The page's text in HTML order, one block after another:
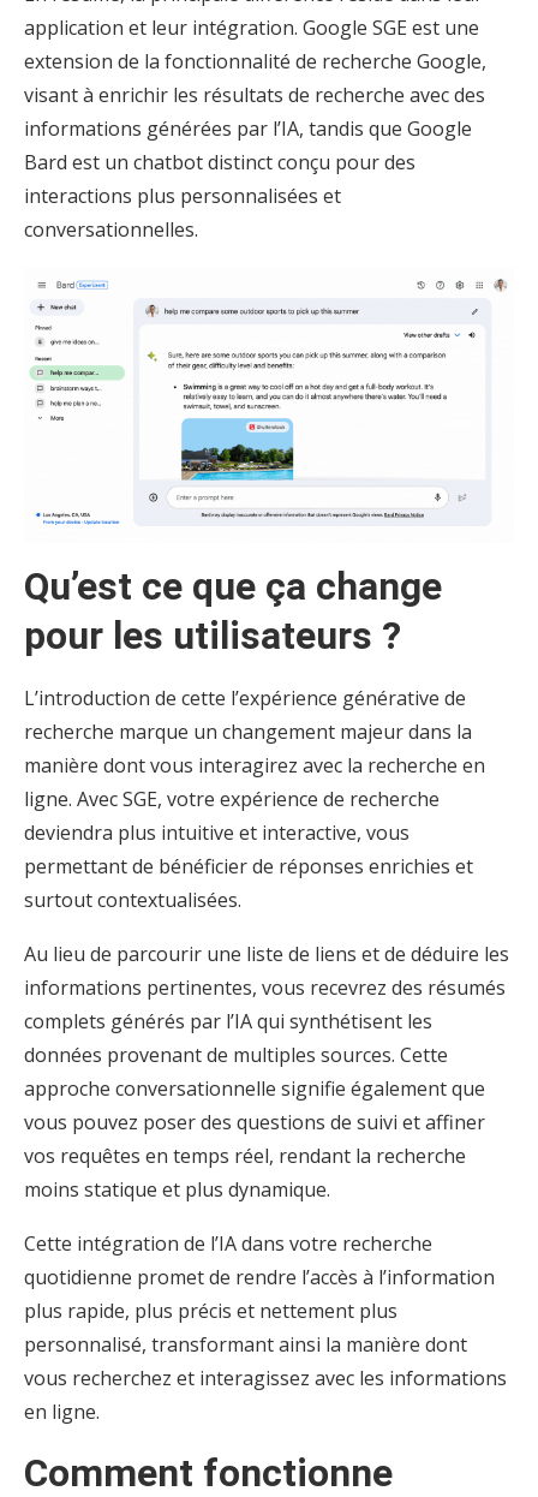
application et leur intégration. Google SGE est une
extension de la fonctionnalité de recherche Google,
visant à enrichir les résultats de recherche avec des
informations générées par l’IA, tandis que Google
Bard est un chatbot distinct conçu pour des
interactions plus personnalisées et
conversationnelles.
Qu’est ce que ça change
pour les utilisateurs ?
L’introduction de cette l’expérience générative de
recherche marque un changement majeur dans la
manière dont vous interagirez avec la recherche en
ligne. Avec SGE, votre expérience de recherche
deviendra plus intuitive et interactive, vous
permettant de bénéficier de réponses enrichies et
surtout contextualisées.
Au lieu de parcourir une liste de liens et de déduire les
informations pertinentes, vous recevrez des résumés
complets générés par l’IA qui synthétisent les
données provenant de multiples sources. Cette
approche conversationnelle signifie également que
vous pouvez poser des questions de suivi et affiner
vos requêtes en temps réel, rendant la recherche
moins statique et plus dynamique.
Cette intégration de l’IA dans votre recherche
quotidienne promet de rendre l’accès à l’information
plus rapide, plus précis et nettement plus
personnalisé, transformant ainsi la manière dont
vous recherchez et interagissez avec les informations
en ligne.
Comment fonctionne